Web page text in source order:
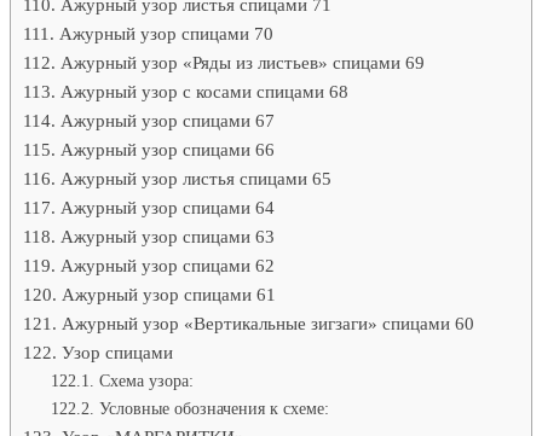
Ажурный узор спицами 70
Ажурный узор «Ряды из листьев» спицами 69
Ажурный узор с косами спицами 68
Ажурный узор спицами 67
Ажурный узор спицами 66
Ажурный узор листья спицами 65
Ажурный узор спицами 64
Ажурный узор спицами 63
Ажурный узор спицами 62
Ажурный узор спицами 61
Ажурный узор «Вертикальные зигзаги» спицами 60
Узор спицами
Схема узора:
Условные обозначения к схеме: